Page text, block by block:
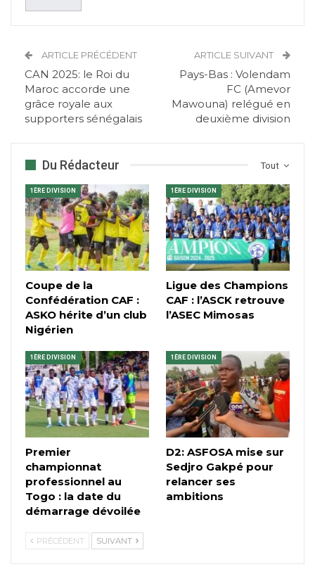
ARTICLE PRÉCÉDENT
CAN 2025: le Roi du
Maroc accorde une
grâce royale aux
supporters sénégalais
ARTICLE SUIVANT
Pays-Bas : Volendam
FC (Amevor
Mawouna) relégué en
deuxième division
Tout
Du Rédacteur
1ÈRE DIVISION
Coupe de la
Confédération CAF :
ASKO hérite d’un club
Nigérien
1ÈRE DIVISION
Ligue des Champions
CAF : l’ASCK retrouve
l’ASEC Mimosas
1ÈRE DIVISION
Premier
championnat
professionnel au
Togo : la date du
démarrage dévoilée
1ÈRE DIVISION
D2: ASFOSA mise sur
Sedjro Gakpé pour
relancer ses
ambitions
PRÉCÉDENT SUIVANT